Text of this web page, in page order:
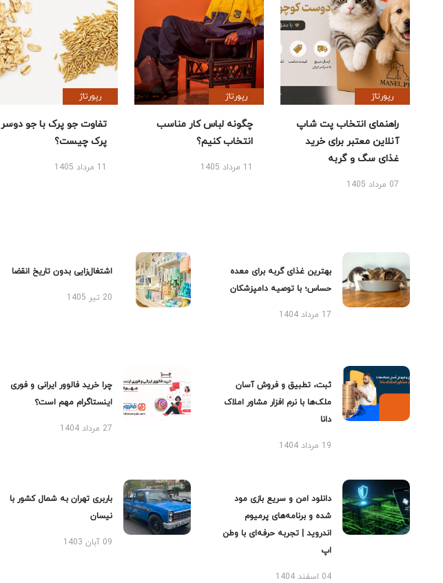
رپورتاژ
راهنمای انتخاب پت شاپ
آنلاین معتبر برای خرید
غذای سگ و گربه
07 مرداد 1405
رپورتاژ
چگونه لباس کار مناسب
انتخاب کنیم؟
11 مرداد 1405
رپورتاژ
تفاوت جو پرک با جو دوسر
پرک چیست؟
11 مرداد 1405
بهترین غذای گربه برای معده
حساس؛ با توصیه دامپزشکان
17 مرداد 1404
اشتغال‌زایی بدون تاریخ انقضا
20 تیر 1405
ثبت، تطبیق و فروش آسان
ملک‌ها با نرم افزار مشاور املاک
دانا
19 مرداد 1404
چرا خرید فالوور ایرانی و فوری
اینستاگرام مهم است؟
27 مرداد 1404
دانلود امن و سریع بازی مود
شده و برنامه‌های پرمیوم
اندروید | تجربه حرفه‌ای با وطن
اپ
04 اسفند 1404
باربری تهران به شمال کشور با
نیسان
09 آبان 1403